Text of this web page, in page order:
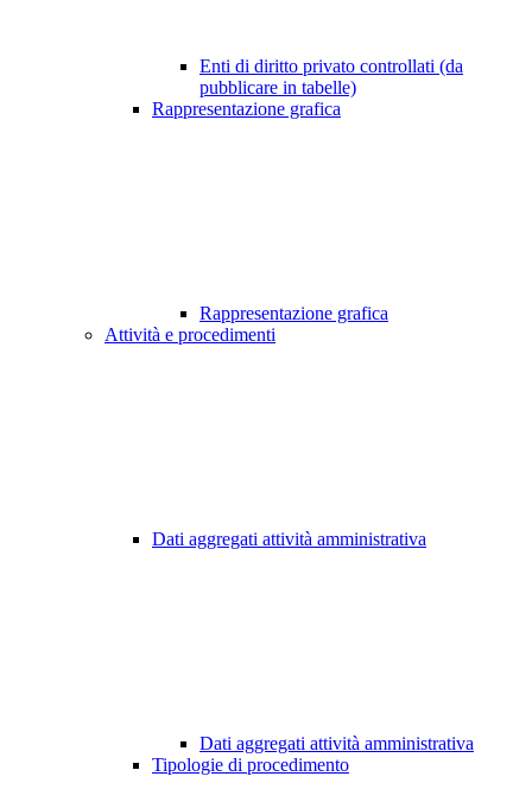
Enti di diritto privato controllati (da
pubblicare in tabelle)
Rappresentazione grafica
Rappresentazione grafica
Attività e procedimenti
Dati aggregati attività amministrativa
Dati aggregati attività amministrativa
Tipologie di procedimento